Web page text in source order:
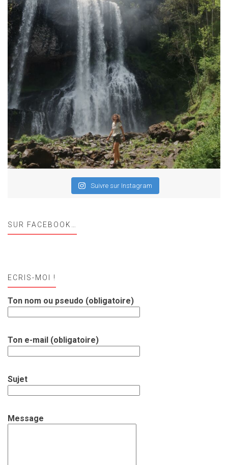
Suivre sur Instagram
SUR FACEBOOK…
ECRIS-MOI !
Ton nom ou pseudo (obligatoire)
Ton e-mail (obligatoire)
Sujet
Message